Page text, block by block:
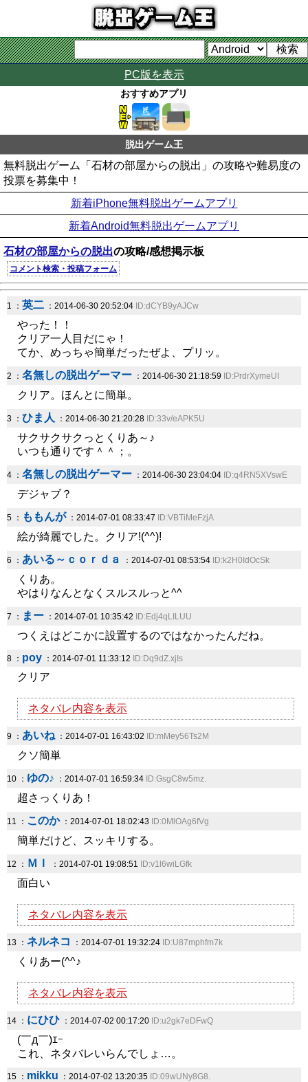
PC版を表示
おすすめアプリ
脱出ゲーム王
無料脱出ゲーム「石材の部屋からの脱出」の攻略や難易度の
投票を募集中！
新着iPhone無料脱出ゲームアプリ
新着Android無料脱出ゲームアプリ
石材の部屋からの脱出の攻略/感想掲示板
コメント検索・投稿フォーム
1 ： 英二 ：2014-06-30 20:52:04 ID:dCYB9yAJCw
やった！！
クリア一人目だにゃ！
てか、めっちゃ簡単だったぜよ、プリッ。
2 ： 名無しの脱出ゲーマー ：2014-06-30 21:18:59 ID:PrdrXymeUI
クリア。ほんとに簡単。
3 ： ひま人 ：2014-06-30 21:20:28 ID:33v/eAPK5U
サクサクサクっとくりあ～♪
いつも通りです＾＾；。
4 ： 名無しの脱出ゲーマー ：2014-06-30 23:04:04 ID:q4RN5XVswE
デジャブ？
5 ： ももんが：2014-07-01 08:33:47 ID:VBTiMeFzjA
絵が綺麗でした。クリア!(^^)!
6 ： あいる～ｃｏｒｄａ ：2014-07-01 08:53:54 ID:k2H0IdOcSk
くりあ。
やはりなんとなくスルスルっと^^
7 ： まー ：2014-07-01 10:35:42 ID:Edj4qLILUU
つくえはどこかに設置するのではなかったんだね。
8 ： poy ：2014-07-01 11:33:12 ID:Dq9dZ.xjIs
クリア
ネタバレ内容を表示
9 ： あいね：2014-07-01 16:43:02 ID:mMey56Ts2M
クソ簡単
10 ： ゆの♪ ：2014-07-01 16:59:34 ID:GsgC8w5mz.
超さっくりあ！
11 ： このか：2014-07-01 18:02:43 ID:0MlOAg6fVg
簡単だけど、スッキリする。
12 ： ＭＩ ：2014-07-01 19:08:51 ID:v1l6wiLGfk
面白い
ネタバレ内容を表示
13 ： ネルネコ ：2014-07-01 19:32:24 ID:U87mphfm7k
くりあー(^^♪
ネタバレ内容を表示
14 ： にひひ ：2014-07-02 00:17:20 ID:u2gk7eDFwQ
(￣д￣)ｴｰ
これ、ネタバレいらんでしょ…。
15 ： mikku ：2014-07-02 13:20:35 ID:09wUNy8G8.